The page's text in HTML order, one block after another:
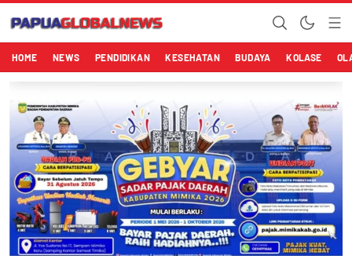
Papuaglobalnews.com
Menulis Fakta dengan Hati Bening
HOME NEWS PENDIDIKAN KESEHATAN BUDAYA KOLASE